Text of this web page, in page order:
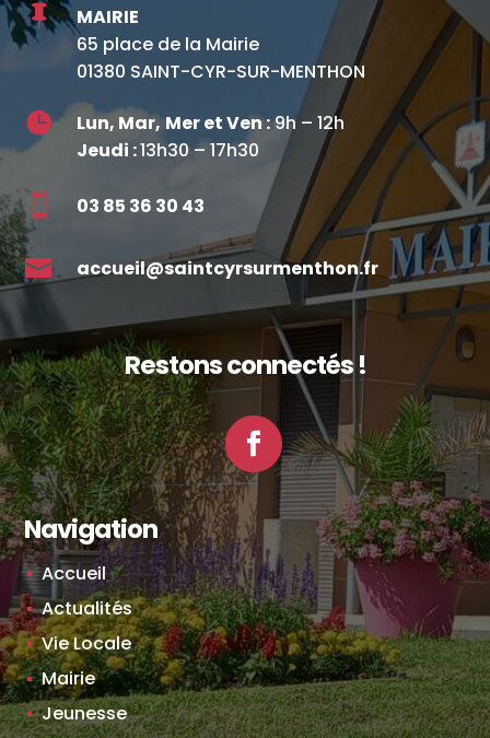

MAIRIE
65 place de la Mairie
01380 SAINT-CYR-SUR-MENTHON
 Lun, Mar,Mer et Ven :9h – 12h
Jeudi :13h30 – 17h30
 03 85 36 30 43
 accueil@saintcyrsurmenthon.fr
Restons connectés !
Facebook
Navigation
Accueil
Actualités
Vie Locale
Mairie
Jeunesse